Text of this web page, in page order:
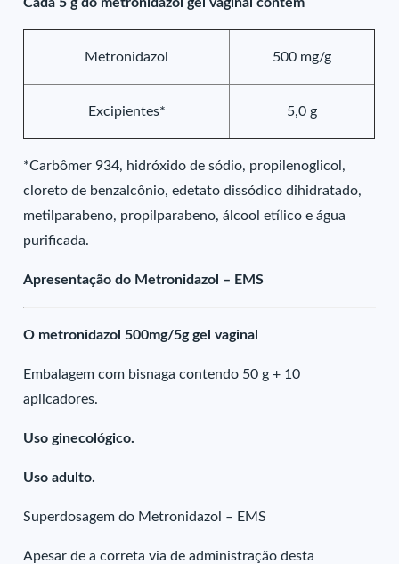
Metronidazol 500 mg/g
Excipientes* 5,0 g
*Carbômer 934, hidróxido de sódio, propilenoglicol,
cloreto de benzalcônio, edetato dissódico dihidratado,
metilparabeno, propilparabeno, álcool etílico e água
purificada.
Apresentação do Metronidazol – EMS
O metronidazol 500mg/5g gel vaginal
Embalagem com bisnaga contendo 50 g + 10
aplicadores.
Uso ginecológico.
Uso adulto.
Superdosagem do Metronidazol – EMS
Apesar de a correta via de administração desta